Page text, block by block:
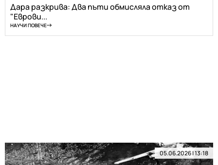
Дара разкрива: Два пъти обмисляла отказ от
"Еврови...
НАУЧИ ПОВЕЧЕ
05.06.2026 | 13:18